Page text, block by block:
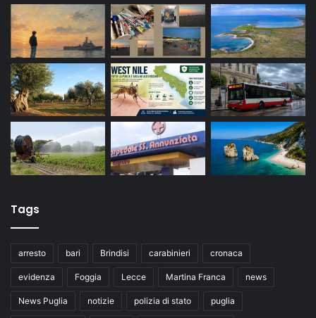
Tags
arresto bari Brindisi carabinieri cronaca
evidenza Foggia Lecce Martina Franca news
News Puglia notizie polizia di stato puglia